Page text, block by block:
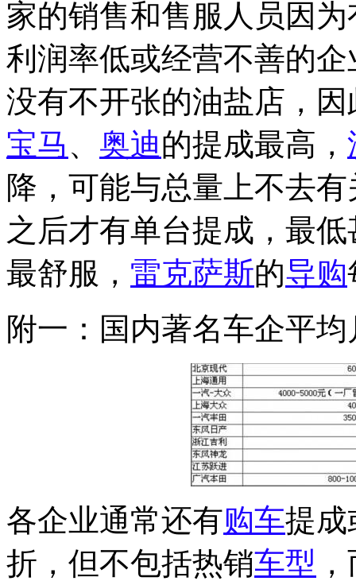
家的销售和售服人员因
利润率低或经营不善的
没有不开张的油盐店，
宝马 、 奥迪的提成最高，
降，可能与总量上不去
之后才有单台提成，最
最舒服， 雷克萨斯的导购
附一：国内著名车企平
各企业通常还有购车提成
折，但不包括热销车型